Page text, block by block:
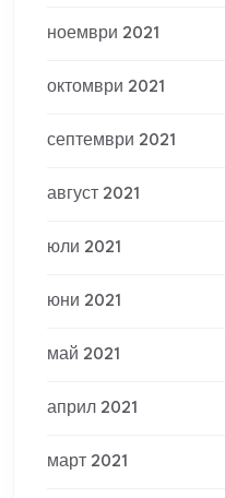
ноември 2021
октомври 2021
септември 2021
август 2021
юли 2021
юни 2021
май 2021
април 2021
март 2021